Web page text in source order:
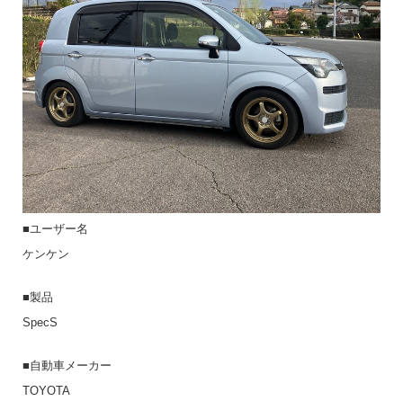
■ユーザー名
ケンケン
■製品
SpecS
■自動車メーカー
TOYOTA